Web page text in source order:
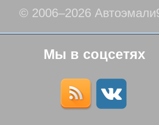
© 2006–2026
Мы в соцсетях